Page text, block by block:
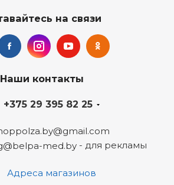
на связи
Наши контакты
+375 29 395 82 25
med.by- для рекламы
Адреса магазинов